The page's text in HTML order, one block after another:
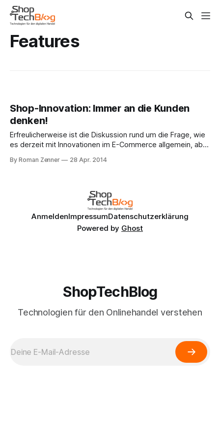
Features
Shop-Innovation: Immer an die Kunden
denken!
Erfreulicherweise ist die Diskussion rund um die Frage, wie
es derzeit mit Innovationen im E-Commerce allgemein, aber
auch am Wochenende munter weitergegangen. Björn
Softwarelieferanten auch die Händler
By Roman Zenner 28 Apr. 2014
AnmeldenImpressumDatenschutzerklärung
Powered by Ghost
ShopTechBlog
Technologien für den Onlinehandel verstehen